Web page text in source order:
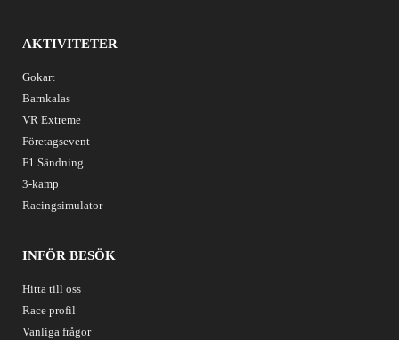
AKTIVITETER
Gokart
Barnkalas
VR Extreme
Företagsevent
F1 Sändning
3-kamp
Racingsimulator
INFÖR BESÖK
Hitta till oss
Race profil
Vanliga frågor